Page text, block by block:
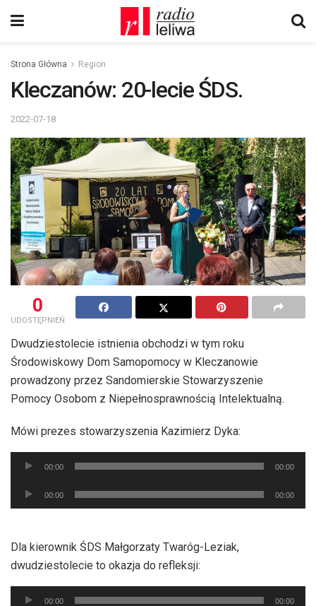
Strona Główna Region
Kleczanów: 20-lecie ŚDS.
2022-07-18
0
UDOSTĘPNIEŃ
Dwudziestolecie istnienia obchodzi w tym roku
Środowiskowy Dom Samopomocy w Kleczanowie
prowadzony przez Sandomierskie Stowarzyszenie
Pomocy Osobom z Niepełnosprawnością Intelektualną.
Mówi prezes stowarzyszenia Kazimierz Dyka:
Odtwarzacz
dźwiękowych
00:00 00:00
Odtwarzacz
plików
00:00 00:00
Dla kierownik ŚDS Małgorzaty Twaróg-Leziak,
dwudziestolecie to okazja do refleksji:
Odtwarzacz
00:00 00:00